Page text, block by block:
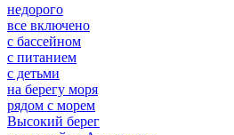
недорого
все включено
с бассейном
с питанием
с детьми
на берегу моря
рядом с морем
Высокий берег